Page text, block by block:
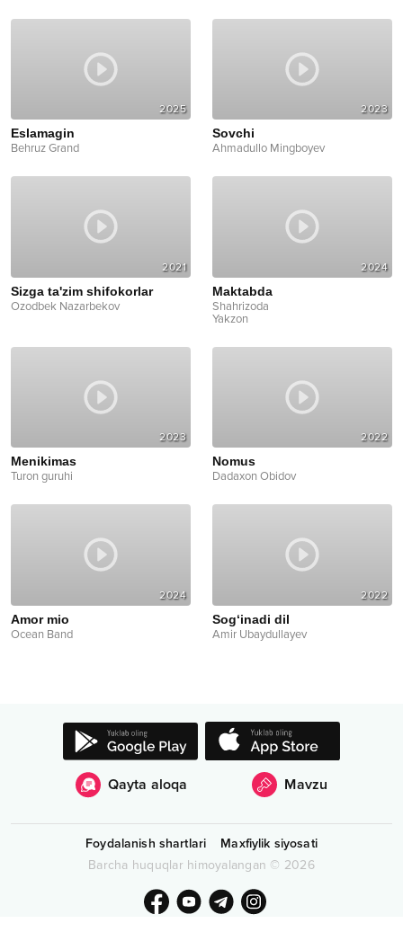
2025
Eslamagin
Behruz Grand
2023
Sovchi
Ahmadullo Mingboyev
2021
Sizga ta'zim shifokorlar
Ozodbek Nazarbekov
2024
Maktabda
Shahrizoda
Yakzon
2023
Menikimas
Turon guruhi
2022
Nomus
Dadaxon Obidov
2024
Amor mio
Ocean Band
2022
Sog‘inadi dil
Amir Ubaydullayev
Qayta aloqa Mavzu
Foydalanish shartlari
Maxfiylik siyosati
Barcha huquqlar himoyalangan © 2026